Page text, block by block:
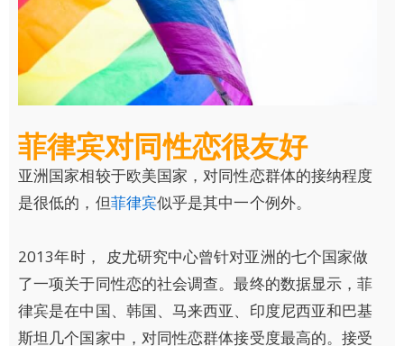
菲律宾对同性恋很友好
亚洲国家相较于欧美国家，对同性恋群体的接纳程度
是很低的，但菲律宾似乎是其中一个例外。
2013年时， 皮尤研究中心曾针对亚洲的七个国家做
了一项关于同性恋的社会调查。最终的数据显示，菲
律宾是在中国、韩国、马来西亚、印度尼西亚和巴基
斯坦几个国家中，对同性恋群体接受度最高的。接受